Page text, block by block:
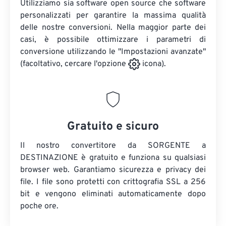
Utilizziamo sia software open source che software
personalizzati per garantire la massima qualità
delle nostre conversioni. Nella maggior parte dei
casi, è possibile ottimizzare i parametri di
conversione utilizzando le "Impostazioni avanzate"
(facoltativo, cercare l'opzione
icona).
Gratuito e sicuro
Il nostro convertitore da SORGENTE a
DESTINAZIONE è gratuito e funziona su qualsiasi
browser web. Garantiamo sicurezza e privacy dei
file. I file sono protetti con crittografia SSL a 256
bit e vengono eliminati automaticamente dopo
poche ore.